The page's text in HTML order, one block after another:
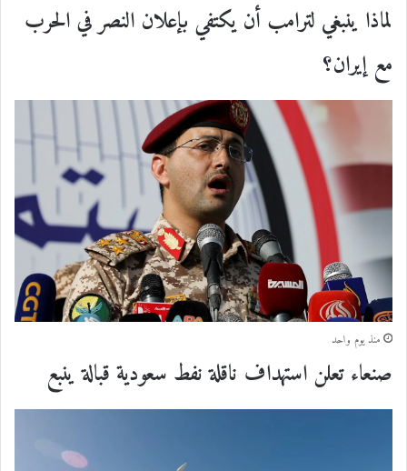
لماذا ينبغي لترامب أن يكتفي بإعلان النصر في الحرب
مع إيران؟
منذ يوم واحد
صنعاء تعلن استهداف ناقلة نفط سعودية قبالة ينبع